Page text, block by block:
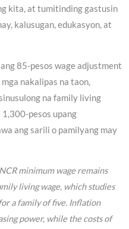
kita, at tumitinding gastusin
kalusugan, edukasyon, at
85-pesos wage adjustment
nakalipas na taon,
na family living
1,300-pesos upang
ang sarili o pamilyang may
minimum wage remains
living wage, which studies
a family of five. Inflation
power, while the costs of